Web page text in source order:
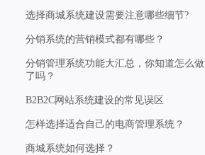
选择商城系统建设需要注意哪些细节?
分销系统的营销模式都有哪些？
分销管理系统功能大汇总，你知道怎么做
了吗？
B2B2C网站系统建设的常见误区
怎样选择适合自己的电商管理系统？
商城系统如何选择？